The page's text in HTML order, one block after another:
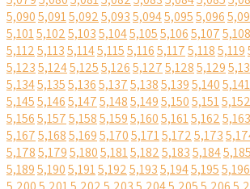
5,0905,0915,0925,0935,0945,0955,096
5,1015,1025,1035,1045,1055,1065,1075,108
5,1125,1135,1145,1155,1165,1175,1185,119
5,1235,1245,1255,1265,1275,1285,129
5,1345,1355,1365,1375,1385,1395,1405,141
5,1455,1465,1475,1485,1495,1505,1515,152
5,1565,1575,1585,1595,1605,1615,1625,163
5,1675,1685,1695,1705,1715,1725,173
5,1785,1795,1805,1815,1825,1835,1845,185
5,1895,1905,1915,1925,1935,1945,1955,196